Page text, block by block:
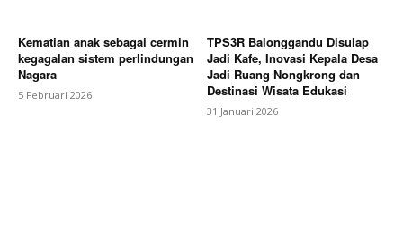
Kematian anak sebagai cermin
kegagalan sistem perlindungan
Nagara
5 Februari 2026
TPS3R Balonggandu Disulap
Jadi Kafe, Inovasi Kepala Desa
Jadi Ruang Nongkrong dan
Destinasi Wisata Edukasi
31 Januari 2026